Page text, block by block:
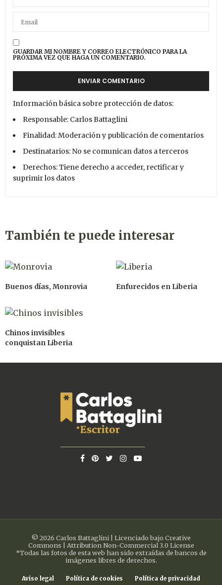
GUARDAR MI NOMBRE Y CORREO ELECTRÓNICO PARA LA
PRÓXIMA VEZ QUE HAGA UN COMENTARIO.
Información básica sobre protección de datos:
Responsable: Carlos Battaglini
Finalidad: Moderación y publicación de comentarios
Destinatarios: No se comunican datos a terceros
Derechos: Tiene derecho a acceder, rectificar y
suprimir los datos
También te puede interesar
Buenos días, Monrovia Enfurecidos en Liberia
Chinos invisibles
conquistan Liberia
© 2026 Carlos Battaglini | Licenciado bajo Creative
Commons | Attribution Non-Commercial 3.0 License
*Todas las fotos de esta web han sido extraídas de bancos de
imágenes libres de derechos.
Aviso legal Política de cookies Política de privacidad